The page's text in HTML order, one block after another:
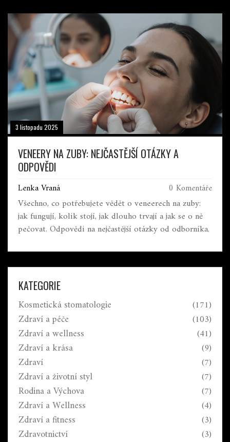
3 listopadu 2025
VENEERY NA ZUBY: NEJČASTĚJŠÍ OTÁZKY A
ODPOVĚDI
Lenka Vraná 0 Komentáře
Všechno, co potřebujete vědět o veneerech na zuby:
jak fungují, kolik stojí, jak dlouho trvají a jak se o ně
pečovat. Odpovědi na nejčastější otázky od odborníka.
KATEGORIE
Kosmetická stomatologie (171)
Zdraví a péče (103)
Zdraví a wellness (41)
Zdraví a krása (9)
Zdraví (7)
Zdraví a životní styl (7)
Rodina a Výchova (7)
Zdraví a Wellness (4)
Zdraví a fitness (3)
Zdravotnictví (3)